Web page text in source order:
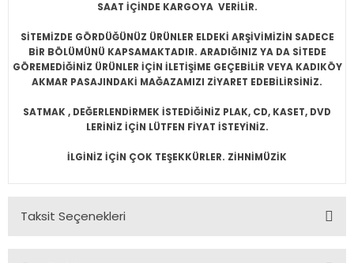
SAAT İÇİNDE KARGOYA VERİLİR.
SİTEMİZDE GÖRDÜĞÜNÜZ ÜRÜNLER ELDEKİ ARŞİVİMİZİN SADECE
BİR BÖLÜMÜNÜ KAPSAMAKTADIR. ARADIĞINIZ YA DA SİTEDE
GÖREMEDİĞİNİZ ÜRÜNLER İÇİN İLETİŞİME GEÇEBİLİR VEYA KADIKÖY
AKMAR PASAJINDAKİ MAĞAZAMIZI ZİYARET EDEBİLİRSİNİZ.
SATMAK , DEĞERLENDİRMEK İSTEDİĞİNİZ PLAK, CD, KASET, DVD
LERİNİZ İÇİN LÜTFEN FİYAT İSTEYİNİZ.
İLGİNİZ İÇİN ÇOK TEŞEKKÜRLER. ZİHNİMÜZİK
Taksit Seçenekleri